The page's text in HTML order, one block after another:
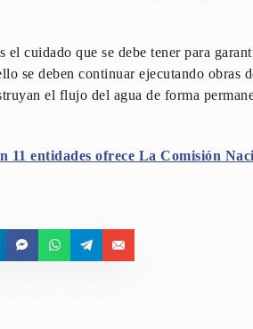
cuidado que se debe tener para
se deben continuar ejecutando obras
el flujo del agua de forma
11 entidades ofrece La Comisión